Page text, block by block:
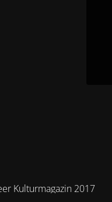
Kulturmagazin 2017